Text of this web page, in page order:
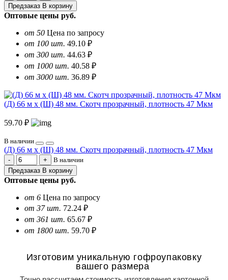
Предзаказ В корзину
Оптовые цены руб.
от 50 Цена по запросу
от 100 шт. 49.10 ₽
от 300 шт. 44.63 ₽
от 1000 шт. 40.58 ₽
от 3000 шт. 36.89 ₽
(Д) 66 м х (Ш) 48 мм. Скотч прозрачный, плотность 47 Мкм
59.70 ₽
В наличии
(Д) 66 м х (Ш) 48 мм. Скотч прозрачный, плотность 47 Мкм
В наличии
Предзаказ В корзину
Оптовые цены руб.
от 6 Цена по запросу
от 37 шт. 72.24 ₽
от 361 шт. 65.67 ₽
от 1800 шт. 59.70 ₽
Изготовим уникальную гофроупаковку
вашего размера